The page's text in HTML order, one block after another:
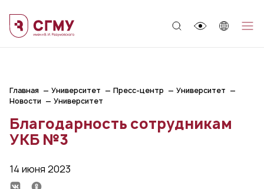
Главная Университет Пресс-центр
Университет
Новости
Университет
Благодарность сотрудникам
УКБ №3
14 июня 2023